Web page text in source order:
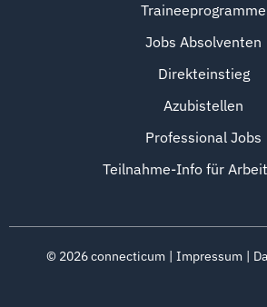
Traineeprogramme
Jobs Absolventen
Direkteinstieg
Azubistellen
Professional Jobs
Teilnahme-Info für
© 2026connecticum Impressum